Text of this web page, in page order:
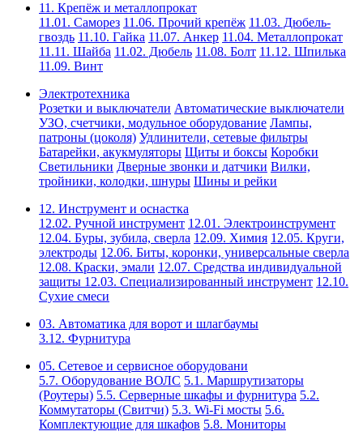
11. Крепёж и металлопрокат
11.01. Саморез 11.06. Прочий крепёж 11.03. Дюбель-
гвоздь 11.10. Гайка 11.07. Анкер 11.04. Металлопрокат
11.11. Шайба 11.02. Дюбель 11.08. Болт 11.12. Шпилька
11.09. Винт
Электротехника
Розетки и выключатели Автоматические выключатели
УЗО, счетчики, модульное оборудование Лампы,
патроны (цоколя) Удлинители, сетевые фильтры
Батарейки, акукмуляторы Щиты и боксы Коробки
Светильники Дверные звонки и датчики Вилки,
тройники, колодки, шнуры Шины и рейки
12. Инструмент и оснастка
12.02. Ручной инструмент 12.01. Электроинструмент
12.04. Буры, зубила, сверла 12.09. Химия 12.05. Круги,
электроды 12.06. Биты, коронки, универсальные сверла
12.08. Краски, эмали 12.07. Средства индивидуальной
защиты 12.03. Специализированный инструмент 12.10.
Сухие смеси
03. Автоматика для ворот и шлагбаумы
3.12. Фурнитура
05. Сетевое и сервисное оборудовани
5.7. Оборудование ВОЛС 5.1. Маршрутизаторы
(Роутеры) 5.5. Серверные шкафы и фурнитура 5.2.
Коммутаторы (Свитчи) 5.3. Wi-Fi мосты 5.6.
Комплектующие для шкафов 5.8. Мониторы